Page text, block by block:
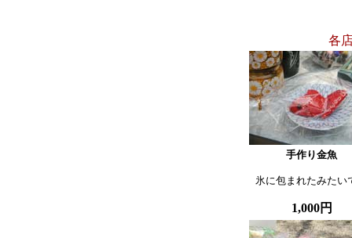
各
手作り金魚
氷に包まれたみたい
1,000円